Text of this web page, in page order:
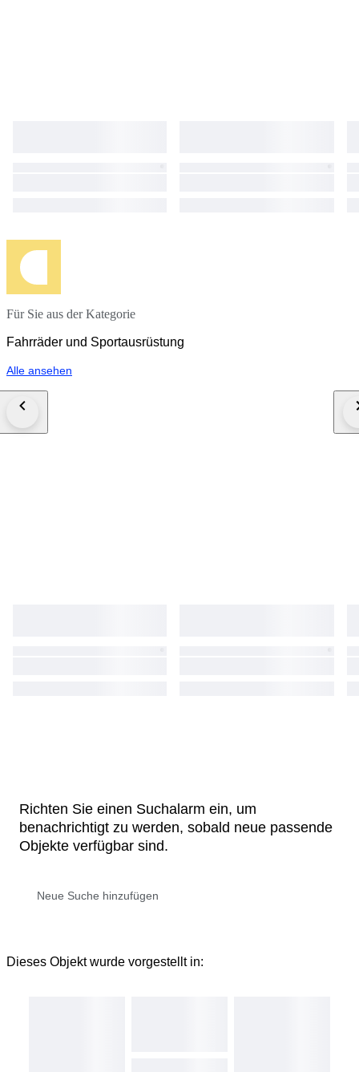
Für Sie aus der Kategorie
Fahrräder und Sportausrüstung
Alle ansehen
Richten Sie einen Suchalarm ein, um
benachrichtigt zu werden, sobald neue passende
Objekte verfügbar sind.
Dieses Objekt wurde vorgestellt in: